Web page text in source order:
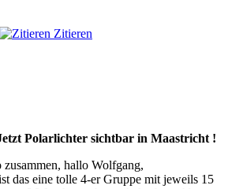
Zitieren
Polarlichter sichtbar in Maastricht !
zusammen, hallo Wolfgang,
das eine tolle 4-er Gruppe mit jeweils 15